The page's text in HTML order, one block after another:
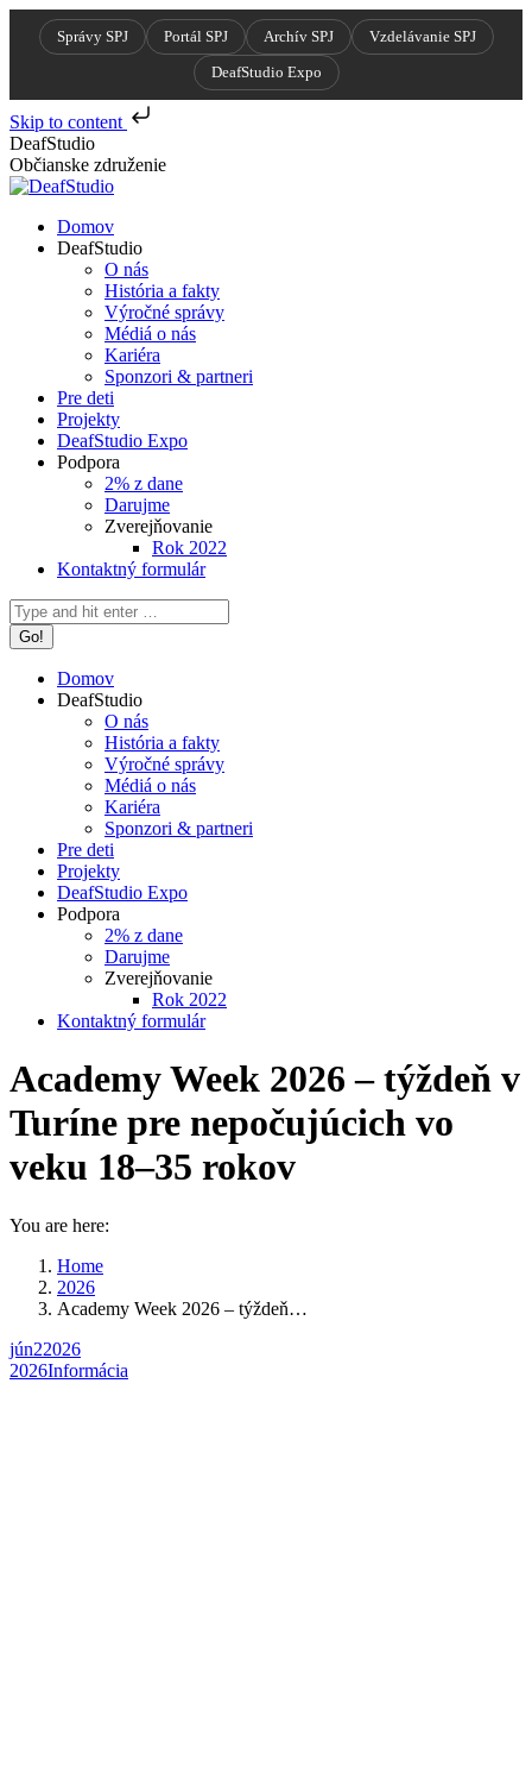
Správy SPJ Portál SPJ Archív SPJ
Vzdelávanie SPJ
DeafStudio Expo
Skip to content
Skip
to
content
DeafStudio
Občianske združenie
Domov
DeafStudio
O nás
História a fakty
Výročné správy
Médiá o nás
Kariéra
Sponzori & partneri
Pre deti
Projekty
DeafStudio Expo
Podpora
2% z dane
Darujme
Zverejňovanie
Rok 2022
Kontaktný formulár
Search:
Domov
DeafStudio
O nás
História a fakty
Výročné správy
Médiá o nás
Kariéra
Sponzori & partneri
Pre deti
Projekty
DeafStudio Expo
Podpora
2% z dane
Darujme
Zverejňovanie
Rok 2022
Kontaktný formulár
Academy Week 2026 – týždeň v
Turíne pre nepočujúcich vo
veku 18–35 rokov
You are here:
Home
2026
Academy Week 2026 – týždeň…
jún22026
2026Informácia